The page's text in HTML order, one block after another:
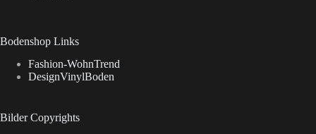
Bodenshop Links
Fashion-WohnTrend
DesignVinylBoden
Bilder Copyrights